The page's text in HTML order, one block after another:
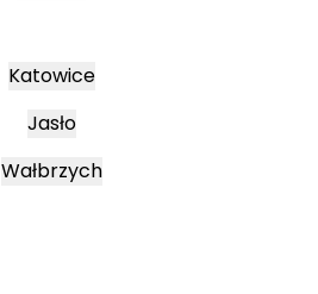
Katowice
Jasło
Wałbrzych